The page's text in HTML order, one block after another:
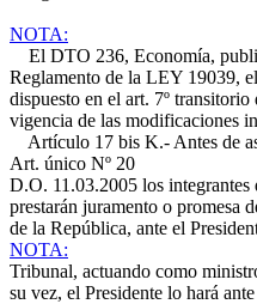
NOTA:
El DTO 236, Economía,
Reglamento de la LEY 19039,
dispuesto en el art. 7º
vigencia de las modificaciones
Artículo 17 bis K.- Antes de
Art. único Nº 20
D.O. 11.03.2005 los
prestarán juramento o promesa
de la República, ante el
NOTA:
Tribunal, actuando como
su vez, el Presidente lo hará